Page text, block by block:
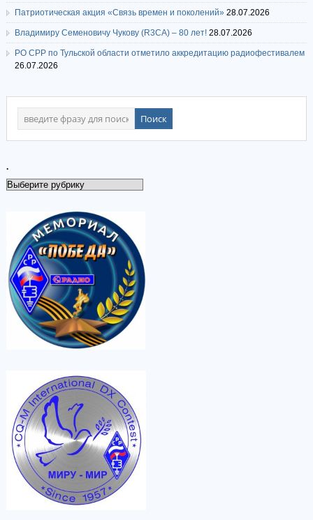
Патриотическая акция «Связь времен и поколений» 28.07.2026
Владимиру Семеновичу Чукову (R3CA) – 80 лет! 28.07.2026
РО СРР по Тульской области отметило аккредитацию радиофестивалем
26.07.2026
.